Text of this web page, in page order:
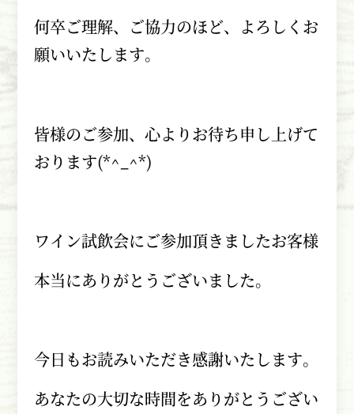
何卒ご理解、ご協力のほど、よろしくお
願いいたします。
皆様のご参加、心よりお待ち申し上げて
おります(*^_^*)
ワイン試飲会にご参加頂きましたお客様
本当にありがとうございました。
今日もお読みいただき感謝いたします。
あなたの大切な時間をありがとうござい